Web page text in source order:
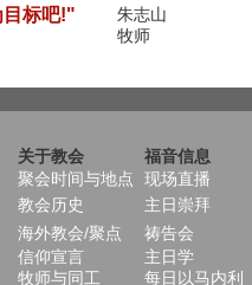
目标吧!"
朱志山
牧师
关于教会 福音信息
聚会时间与地点 现场直播
教会历史 主日崇拜
海外教会/聚点 祷告会
信仰宣言 主日学
牧师与同工 每日以马内利